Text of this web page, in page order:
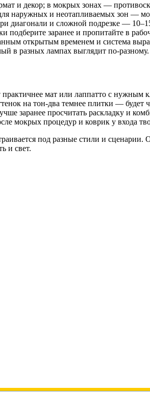
и декор; в мокрых зонах —
наружных и неотапливаемых зон —
диагонали и сложной подрезке —
заранее и пропитайте в
открытым временем и система
в разных лампах выглядит по-разному.
мат или лаппатто с нужным
на тон-два темнее плитки — будет
заранее просчитать раскладку и
мокрых процедур и коврик у входа
под разные стили и сценарии.
и свет.